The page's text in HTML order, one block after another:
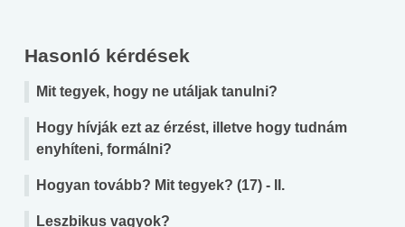
Hasonló kérdések
Mit tegyek, hogy ne utáljak tanulni?
Hogy hívják ezt az érzést, illetve hogy tudnám
enyhíteni, formálni?
Hogyan tovább? Mit tegyek? (17) - II.
Leszbikus vagyok?